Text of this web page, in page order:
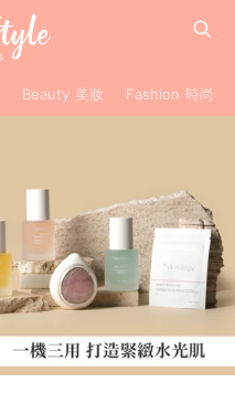
Beauty 美妝 Fashion 時尚